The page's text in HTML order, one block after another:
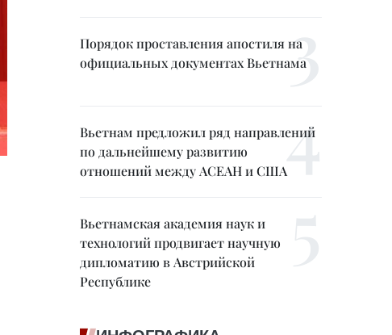
Порядок проставления апостиля на
официальных документах Вьетнама
Вьетнам предложил ряд направлений
по дальнейшему развитию
отношений между АСЕАН и США
Вьетнамская академия наук и
технологий продвигает научную
дипломатию в Австрийской
Республике